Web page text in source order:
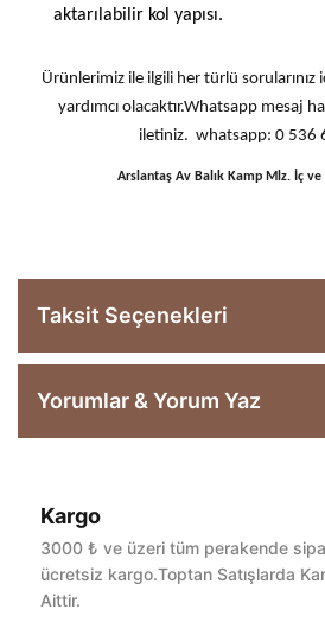
aktarılabilir kol yapısı.
Ürünlerimiz ile ilgili her türlü sorularınız
yardımcı olacaktır.Whatsapp mesaj
iletiniz. whatsapp: 0 536
Arslantaş Av Balık Kamp Mlz. İç ve
Taksit Seçenekleri
Yorumlar & Yorum Yaz
Bu ürüne ilk yorumu
Kargo
3000 ₺ ve üzeri tüm perakende
ücretsiz kargo.Toptan Satışlarda
Aittir.